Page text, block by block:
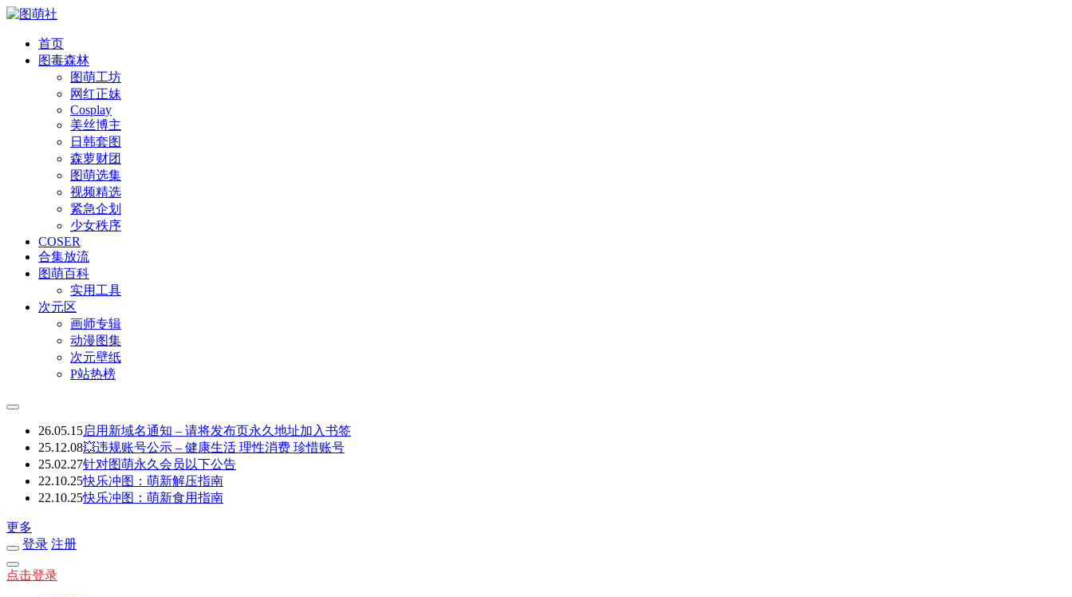
首页
图毒森林
图萌工坊
网红正妹
Cosplay
美丝博主
日韩套图
森萝财团
图萌选集
视频精选
紧急企划
少女秩序
COSER
合集放流
图萌百科
实用工具
次元区
画师专辑
动漫图集
次元壁纸
P站热榜
26.05.15启用新域名通知 – 请将发布页永久地址加入书签
25.12.08💥违规账号公示 – 健康生活 理性消费 珍惜账号
25.02.27针对图萌永久会员以下公告
22.10.25快乐冲图：萌新解压指南
22.10.25快乐冲图：萌新食用指南
更多
登录 注册
点击登录